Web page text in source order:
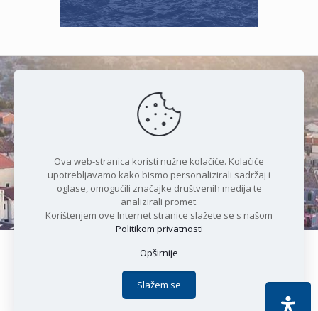
Čudesan spoj kristalnog mora i
prirode
Copyright © 2021 Općina Karlobag | Sva prava pridržana |
Politika privatnosti
Apoc IT
Ova web-stranica koristi nužne kolačiće. Kolačiće
upotrebljavamo kako bismo personalizirali sadržaj i
oglase, omogućili značajke društvenih medija te
analizirali promet.
Korištenjem ove Internet stranice slažete se s našom
Politikom privatnosti
Opširnije
Slažem se